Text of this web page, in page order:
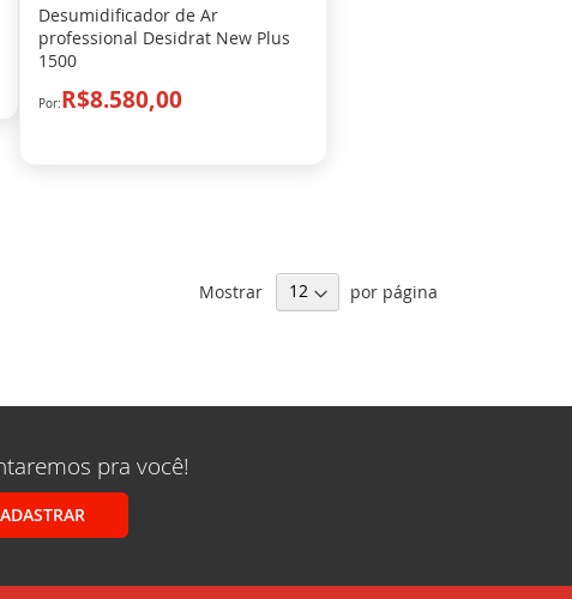
Desumidificador de Ar
professional Desidrat New Plus
1500
R$8.580,00
Mostrar por página
pra você!